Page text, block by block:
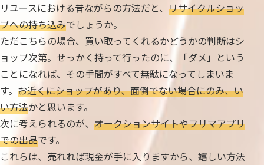
リユースにおける昔ながらの方法だと、 リサイクルショッ
プへの持ち込みでしょうか。
ただこちらの場合、買い取ってくれるかどうかの判断はシ
ョップ次第。せっかく持って行ったのに、「ダメ」という
ことになれば、その手間がすべて無駄になってしまいま
す。 お近くにショップがあり、面倒でない場合にのみ、い
い方法かと思います。
次に考えられるのが、 オークションサイトやフリマアプリ
での出品です。
これらは、売れれば現金が手に入りますから、嬉しい方法